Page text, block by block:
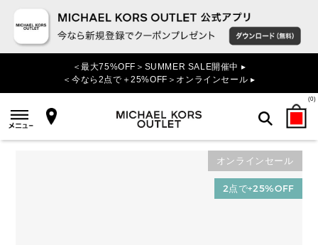
＜最大75%OFF＞SUMMER SALE開催中 ▸
＜今なら2点で＋25%OFF＞オンラインセール ▸
(0)
検索
オンラインセール
2点で+25%OFF